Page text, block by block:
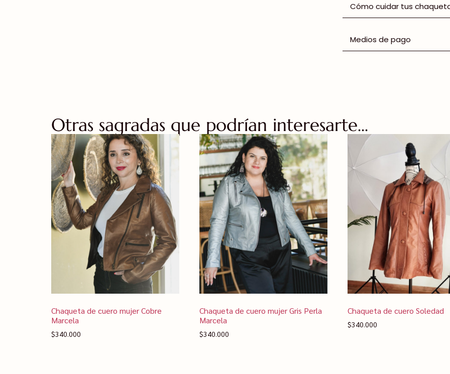
Cómo cuidar tus
Medios de pago
Otras sagradas que podrían interesarte...
Chaqueta de cuero mujer Cobre
Marcela
$340.000
Chaqueta de cuero mujer Gris Perla
Marcela
$340.000
Chaqueta de cuero Soledad
$340.000